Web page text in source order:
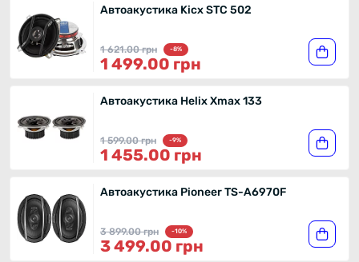
Автоакустика Kicx STC 502
1 621.00 грн -8%
1 499.00 грн
Автоакустика Helix Xmax 133
1 599.00 грн -9%
1 455.00 грн
Автоакустика Pioneer TS-A6970F
3 899.00 грн -10%
3 499.00 грн